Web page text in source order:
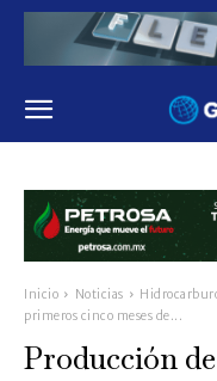
Inicio Noticias
primeros cinco meses de...
Producción